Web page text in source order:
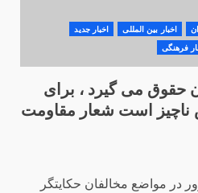
اخبار بین المللی
اخبار جدید
فرهنگی
که10میلیون حقوق می گیرد ، برای
است شعار مقاومت
در مواضع مخالفان حکایتگر